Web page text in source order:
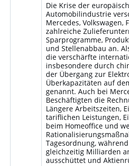
Die Krise der
Automobilindustrie
Mercedes, Volkswagen,
zahlreiche
Sparprogramme,
und Stellenabbau an.
die verschärfte
insbesondere durch
der Übergang zur
Überkapazitäten auf
genannt. Auch bei
Beschäftigten die
Längere Arbeitszeiten,
tariflichen Leistungen,
beim Homeoffice und
Tagesordnung,
gleichzeitig Milliarden
ausschüttet und